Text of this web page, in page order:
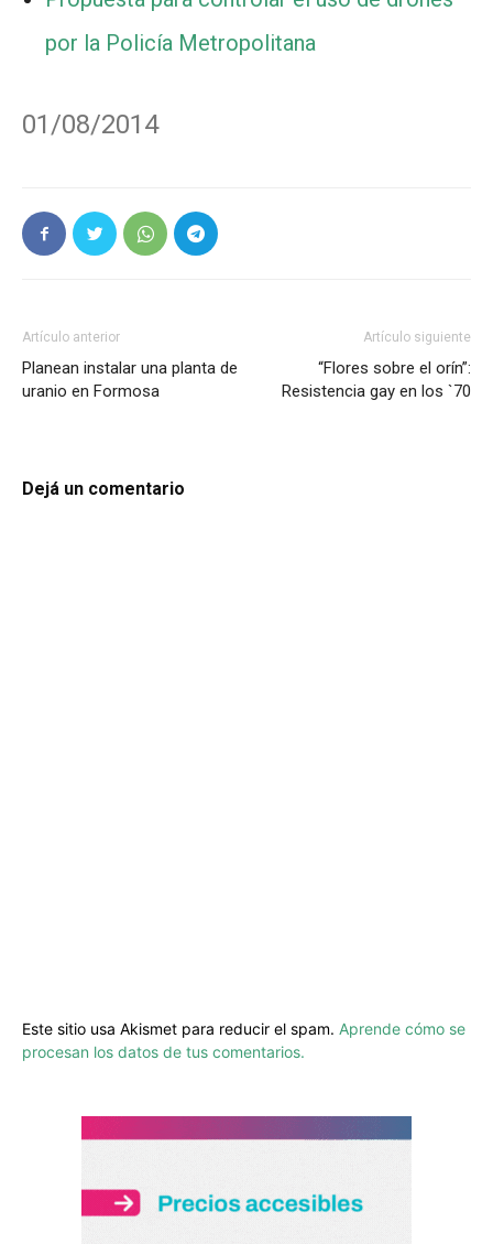
por la Policía Metropolitana
01/08/2014
Artículo anterior
Planean instalar una planta de
uranio en Formosa
Artículo siguiente
“Flores sobre el orín”:
Resistencia gay en los `70
Dejá un comentario
Este sitio usa Akismet para reducir el spam. Aprende cómo se
procesan los datos de tus comentarios.